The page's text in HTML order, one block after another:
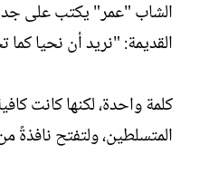
الشاب "عمر" يكتب على
القديمة: "نريد أن نحيا
كلمة واحدة، لكنها كانت
المتسلطين، ولتفتح نافذةً